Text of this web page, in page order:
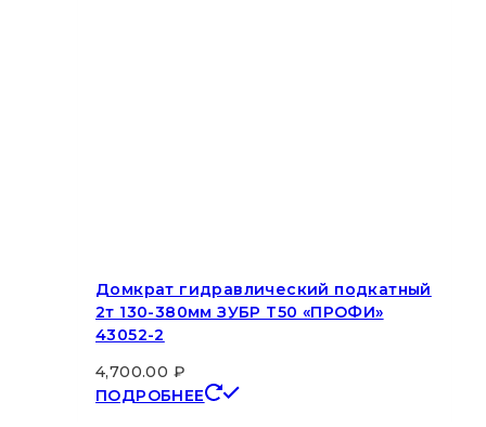
Домкрат гидравлический подкатный
2т 130-380мм ЗУБР Т50 «ПРОФИ»
43052-2
4,700.00 ₽
ПОДРОБНЕЕ